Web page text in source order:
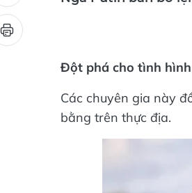
Nga Putin ban bố
Đột phá cho tình hình
Các chuyên gia này
bằng trên thực địa.